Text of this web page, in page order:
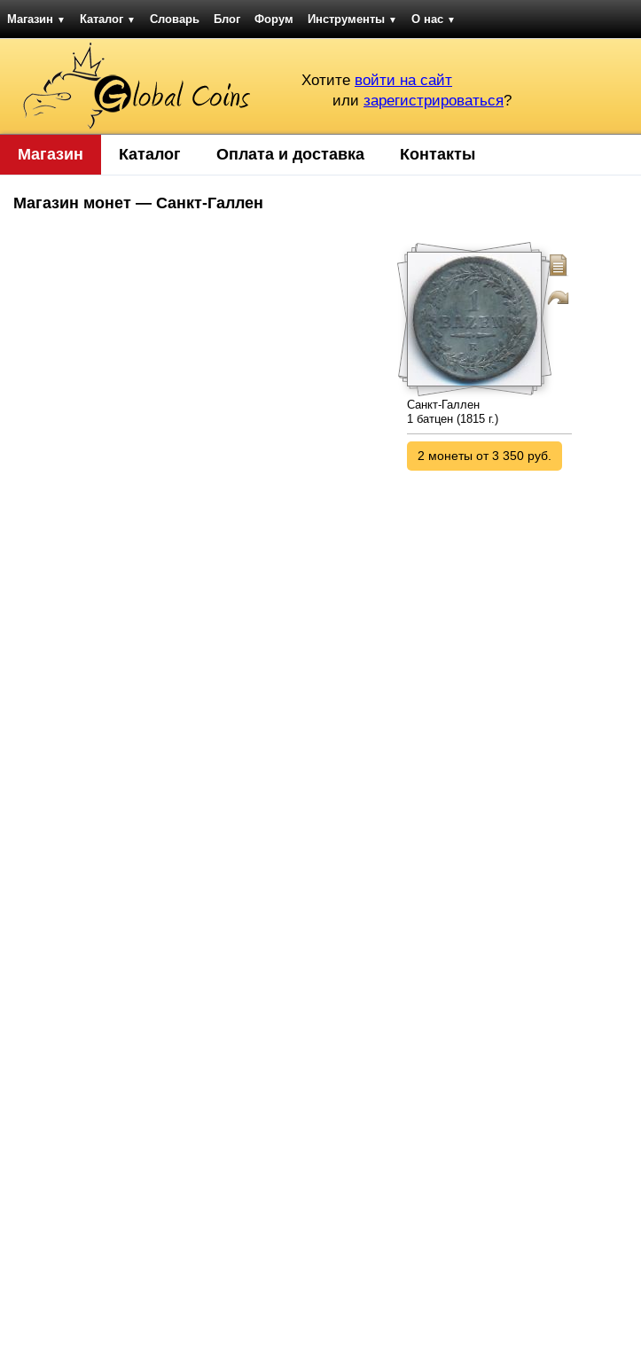
Магазин ▼ Каталог ▼ Словарь Блог Форум Инструменты ▼ О нас ▼
Хотите войти на сайт
или зарегистрироваться?
Магазин Каталог Оплата и доставка Контакты
Магазин монет — Санкт-Галлен
Санкт-Галлен
1 батцен (1815 г.)
2 монеты от 3 350 руб.